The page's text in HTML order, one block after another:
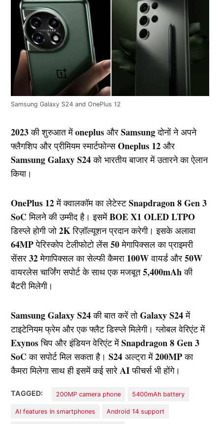
Samsung Galaxy S24 and OnePlus 12
2023की शुरुआत मेंoneplus औरSamsungदोनों ने अपने
फ्लैगशिप और प्रीमियम स्मार्टफोन्सOneplus 12और
Samsung Galaxy S24को भारतीय बाजार में उतारने का ऐलान
किया।
OnePlus 12में क्वालकॉम का लेटेस्टSnapdragon 8 Gen 3
SoCमिलने की उम्मीद है। इसमेंBOE X1 OLED LTPO
डिस्प्ले होगी जो2Kरिज़ॉल्यूशन प्रदान करेगी। इसके अलावा
64MPपेरिस्कोप टेलीफोटो लेंस50मेगापिक्सल का प्राइमरी
सेंसर32मेगापिक्सल का सेल्फी कैमरा100Wवायर्ड और50W
वायरलेस चार्जिंग सपोर्ट के साथ एक मजबूत5,400mAhकी
बैटरी मिलेगी।
Samsung Galaxy S24की बात करें तोGalaxy S24में
टाइटेनियम फ्रेम और एक फ्लैट डिस्प्ले मिलेगी। ग्लोबल वेरिएंट में
Exynosचिप और इंडियन वेरिएंट मेंSnapdragon 8 Gen 3
SoCका सपोर्ट मिल सकता है।S24अल्ट्रा में200MPका
कैमरा मिलेगा साथ ही इसमें कई सारेAIफीचर्स भी होंगे।
TAGGED: 200MP camera phone 5400mAh battery
AI features in smartphones Android 14 support